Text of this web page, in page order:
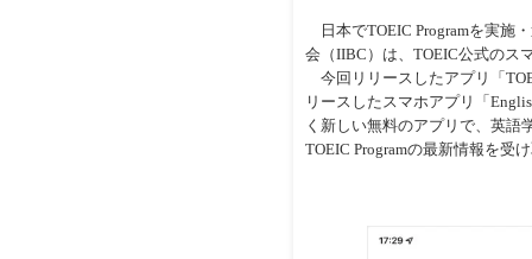
日本でTOEIC Programを実施
会（IIBC）は、TOEIC公式のス
今回リリースしたアプリ「
リースしたスマホアプリ「
く新しい無料のアプリで、英語
TOEIC Programの最新情報を受